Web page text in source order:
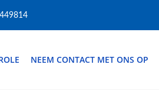
NEEM CONTACT MET ONS OP